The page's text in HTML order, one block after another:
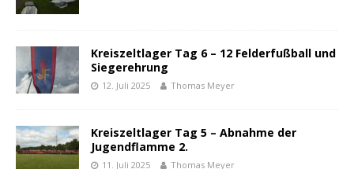
Kreiszeltlager Tag 6 – 12 Felderfußball und
Siegerehrung
12. Juli 2025 Thomas Meyer
Kreiszeltlager Tag 5 – Abnahme der
Jugendflamme 2.
11. Juli 2025 Thomas Meyer